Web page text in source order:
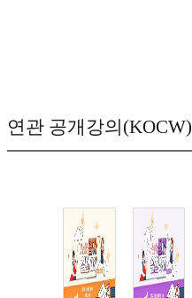
연관 공개강의(KOCW)